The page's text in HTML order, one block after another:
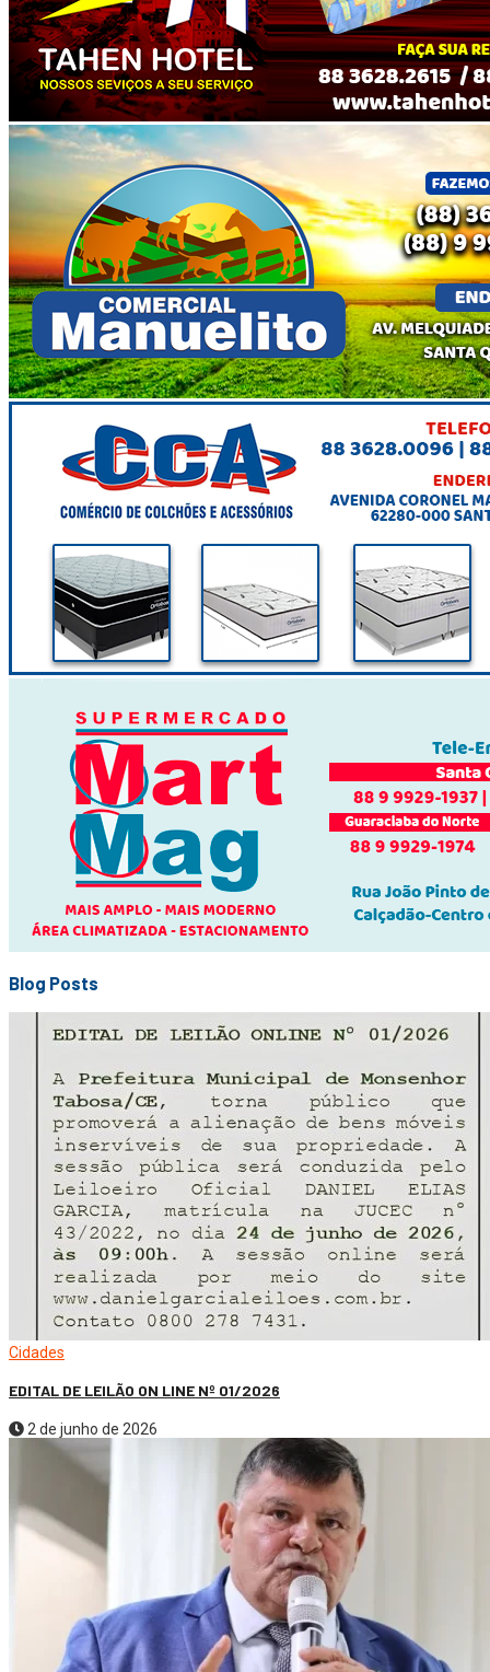
Blog Posts
Cidades
EDITAL DE LEILÃO ON LINE Nº 01/2026
2 de junho de 2026